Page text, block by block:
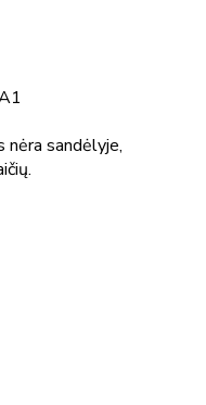
nėra sandėlyje,